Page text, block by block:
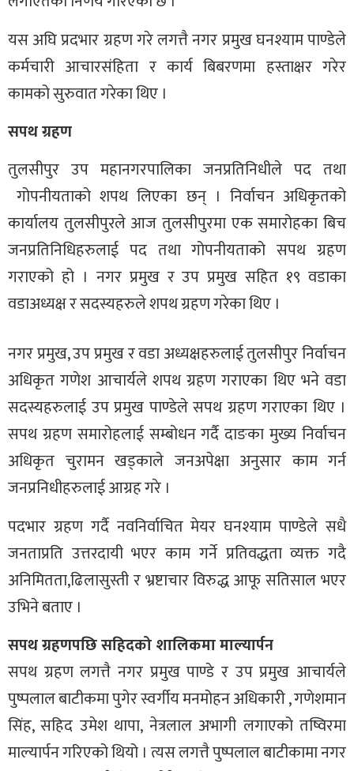
यस अघि प्रदभार ग्रहण गरे लगत्तै नगर प्रमुख घनश्याम पाण्डेले
कर्मचारी आचारसंहिता र कार्य बिबरणमा हस्ताक्षर गरेर
कामको सुरुवात गरेका थिए ।
सपथ ग्रहण
तुलसीपुर उप महानगरपालिका जनप्रतिनिधीले पद तथा
गोपनीयताको शपथ लिएका छन् । निर्वाचन अधिकृतको
कार्यालय तुलसीपुरले आज तुलसीपुरमा एक समारोहका बिच
जनप्रतिनिधिहरुलाई पद तथा गोपनीयताको सपथ ग्रहण
गराएको हो । नगर प्रमुख र उप प्रमुख सहित १९ वडाका
वडाअध्यक्ष र सदस्यहरुले शपथ ग्रहण गरेका थिए ।
नगर प्रमुख, उप प्रमुख र वडा अध्यक्षहरुलाई तुलसीपुर निर्वाचन
अधिकृत गणेश आचार्यले शपथ ग्रहण गराएका थिए भने वडा
सदस्यहरुलाई उप प्रमुख पाण्डेले सपथ ग्रहण गराएका थिए ।
सपथ ग्रहण समारोहलाई सम्बोधन गर्दै दाङका मुख्य निर्वाचन
अधिकृत चुरामन खड्काले जनअपेक्षा अनुसार काम गर्न
जनप्रनिधीहरुलाई आग्रह गरे ।
पदभार ग्रहण गर्दै नवनिर्वाचित मेयर घनश्याम पाण्डेले सधै
जनताप्रति उत्तरदायी भएर काम गर्ने प्रतिवद्धता व्यक्त गदै
अनिमितता,ढिलासुस्ती र भ्रष्टाचार विरुद्ध आफू सतिसाल भएर
उभिने बताए ।
सपथ ग्रहणपछि सहिदको शालिकमा माल्यार्पन
सपथ ग्रहण लगत्तै नगर प्रमुख पाण्डे र उप प्रमुख आचार्यले
पुष्पलाल बाटीकमा पुगेर स्वर्गीय मनमोहन अधिकारी , गणेशमान
सिंह, सहिद उमेश थापा, नेत्रलाल अभागी लगाएको तष्विरमा
माल्यार्पन गरिएको थियो । त्यस लगत्तै पुष्पलाल बाटीकामा नगर